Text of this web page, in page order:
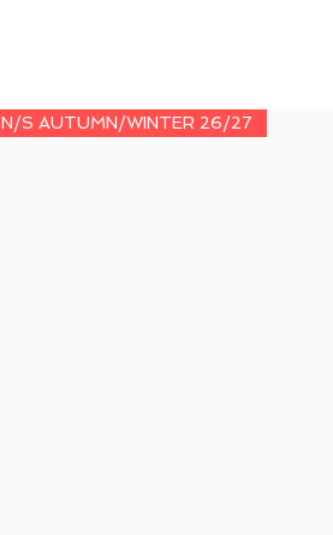
N/S AUTUMN/WINTER 26/27